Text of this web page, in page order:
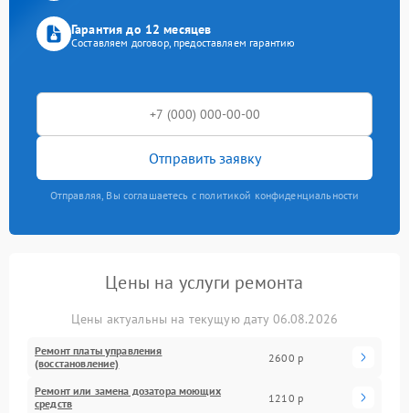
Гарантия до 12 месяцев
Составляем договор, предоставляем гарантию
Отправить заявку
Отправляя, Вы соглашаетесь с политикой конфиденциальности
Цены на услуги ремонта
Цены актуальны на текущую дату 06.08.2026
Ремонт платы управления
(восстановление)
2600 р
Ремонт или замена дозатора моющих
средств
1210 р